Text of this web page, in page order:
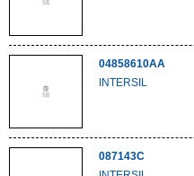
04858610AA
INTERSIL
087143C